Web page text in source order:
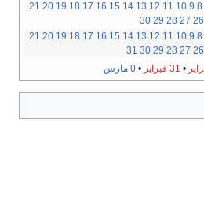
8
9
10
11
12
13
14
15
16
17
18
19
20
21
26
27
28
29
30
8
9
10
11
12
13
14
15
16
17
18
19
20
21
26
27
28
29
30
31
• 31 فبراير •0 مارس